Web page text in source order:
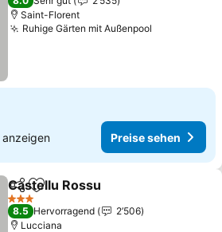
Saint-Florent
Ruhige Gärten mit Außenpool
anzeigen Preise sehen
TeilenZu Favoriten hinzufügen
Castellu Rossu
3 Sterne
8.5 Hervorragend
2’506
Lucciana